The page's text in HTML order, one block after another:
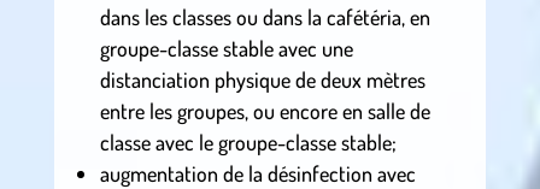
dans les classes ou dans la cafétéria, en
groupe-classe stable avec une
distanciation physique de deux mètres
entre les groupes, ou encore en salle de
classe avec le groupe-classe stable;
augmentation de la désinfection avec